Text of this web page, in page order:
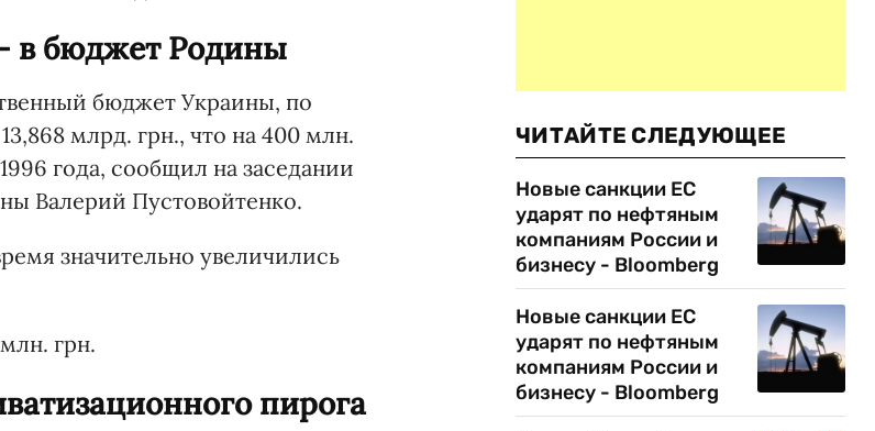
в бюджет Родины
бюджет Украины, по
млрд. грн., что на 400 млн.
года, сообщил на заседании
Валерий Пустовойтенко.
значительно увеличились
грн.
пирога
ЧИТАЙТЕ СЛЕДУЮЩЕЕ
Новые санкции ЕС
ударят по нефтяным
компаниям России и
бизнесу - Bloomberg
Новые санкции ЕС
ударят по нефтяным
компаниям России и
бизнесу - Bloomberg